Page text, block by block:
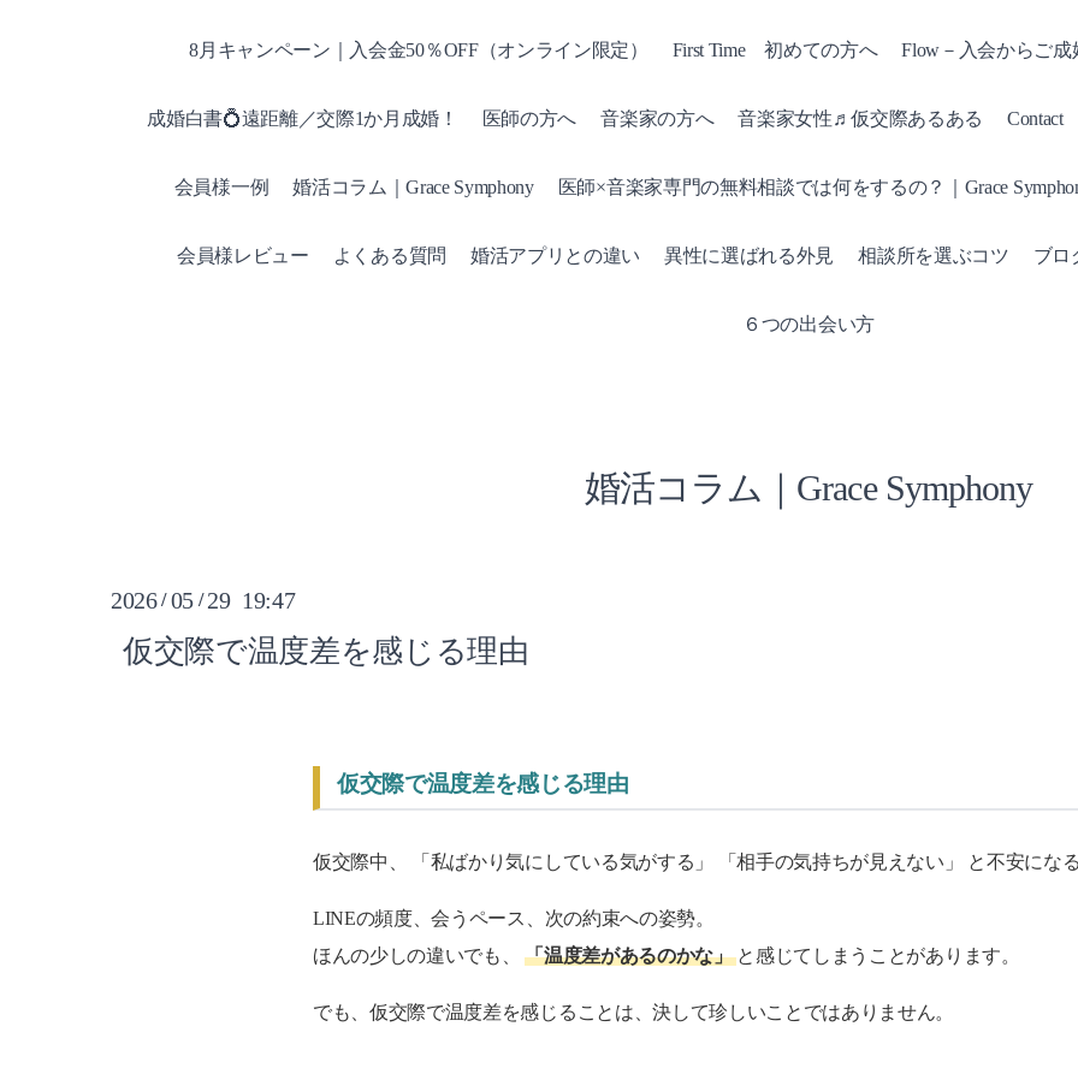
8月キャンペーン｜入会金50％OFF（オンライン限定） First Time 初めての方へ Flow－入会からご成
成婚白書💍遠距離／交際1か月成婚！ 医師の方へ 音楽家の方へ 音楽家女性♬仮交際あるある
会員様一例 婚活コラム｜Grace Symphony 医師×音楽家専門の無料相談では何をするの？｜Grace
会員様レビュー よくある質問 婚活アプリとの違い 異性に選ばれる外見 相談所を選ぶコツ ブロ
６つの出会い方
婚活コラム｜Grace Symphony
2026/05 /29 19:47
仮交際で温度差を感じる理由
仮交際で温度差を感じる理由
仮交際中、 「私ばかり気にしている気がする」 「相手の気持ちが見えない」 と不安にな
LINEの頻度、会うペース、次の約束への姿勢。
ほんの少しの違いでも、「温度差があるのかな」と感じてしまうことがあります。
でも、仮交際で温度差を感じることは、決して珍しいことではありません。